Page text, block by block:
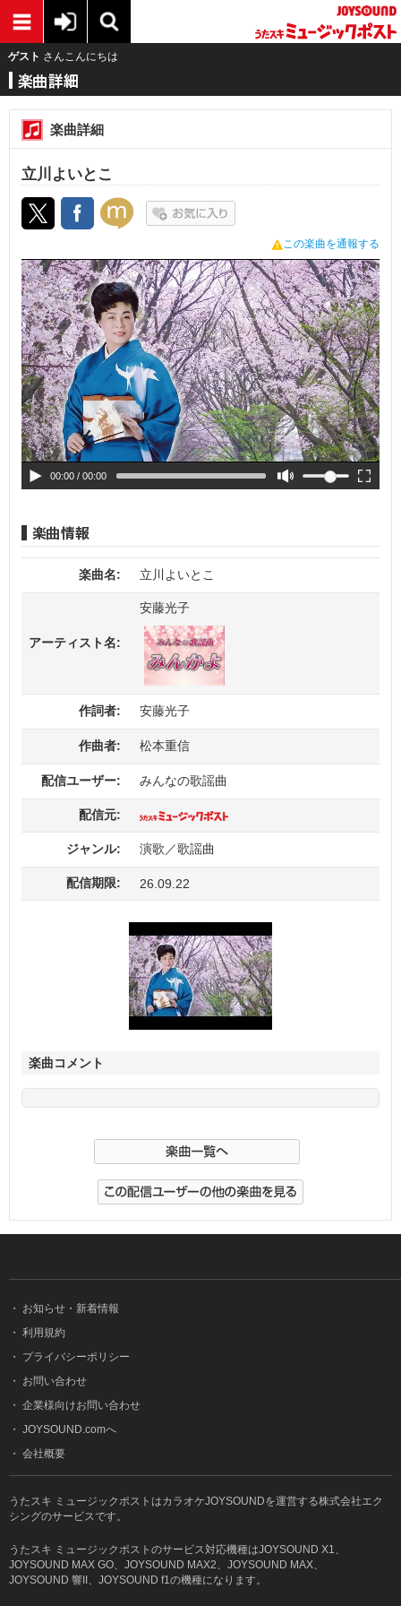
ゲスト さんこんにちは
楽曲詳細
立川よいとこ
この楽曲を通報する
00:00 / 00:00
楽曲名: 立川よいとこ
アーティスト名:
安藤光子
作詞者: 安藤光子
作曲者: 松本重信
配信ユーザー: みんなの歌謡曲
配信元:
ジャンル: 演歌／歌謡曲
配信期限: 26.09.22
楽曲コメント
・
お知らせ・新着情報
・ 利用規約
・
プライバシーポリシー
・
お問い合わせ
・ 企業様向けお問い合わせ
・ JOYSOUND.comへ
・ 会社概要
うたスキ ミュージックポストはカラオケJOYSOUNDを運営する株式会社エク
シングのサービスです。
うたスキ ミュージックポストのサービス対応機種はJOYSOUND X1、
JOYSOUND MAX GO、JOYSOUND MAX2、JOYSOUND MAX、
JOYSOUND 響II、JOYSOUND f1の機種になります。